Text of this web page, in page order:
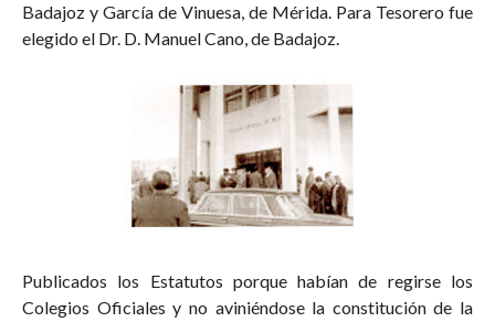
Badajoz y García de Vinuesa, de Mérida. Para Tesorero fue
elegido el Dr. D. Manuel Cano, de Badajoz.
Publicados los Estatutos porque habían de regirse los
Colegios Oficiales y no aviniéndose la constitución de la